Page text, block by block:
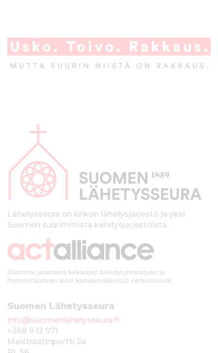
p
kLähetysseura on kirkon lähetysjärjestö ja yksi
Suomen suurimmista kehitysjärjestöistä.
Olemme jäsenenä kirkkojen kehitysyhteistyön ja
humanitaarisen avun kansainvälisessä verkostossa.
Suomen Lähetysseura
info@suomenlahetysseura.fi
+358 9 12 971
Maistraatinportti 2a